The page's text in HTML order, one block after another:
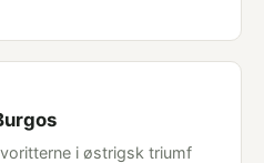
i østrigsk triumf